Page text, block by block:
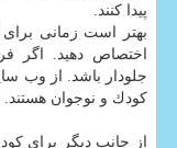
پیدا كنند.
بهتر است زمانی برای
اختصاص دهید. اگر
جلودار باشد. از وب
كودك و نوجوان هستند.
از جانب دیگر برای